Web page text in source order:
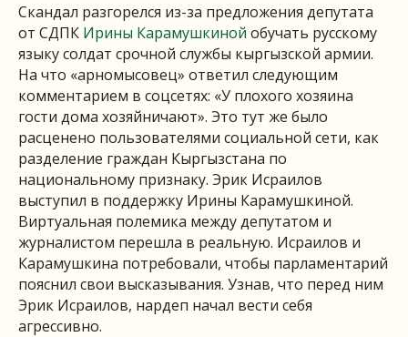
Скандал разгорелся из-за предложения депутата
от СДПК Ирины Карамушкиной обучать русскому
языку солдат срочной службы кыргызской армии.
На что «арномысовец» ответил следующим
комментарием в соцсетях: «У плохого хозяина
гости дома хозяйничают». Это тут же было
расценено пользователями социальной сети, как
разделение граждан Кыргызстана по
национальному признаку. Эрик Исраилов
выступил в поддержку Ирины Карамушкиной.
Виртуальная полемика между депутатом и
журналистом перешла в реальную. Исраилов и
Карамушкина потребовали, чтобы парламентарий
пояснил свои высказывания. Узнав, что перед ним
Эрик Исраилов, нардеп начал вести себя
агрессивно.